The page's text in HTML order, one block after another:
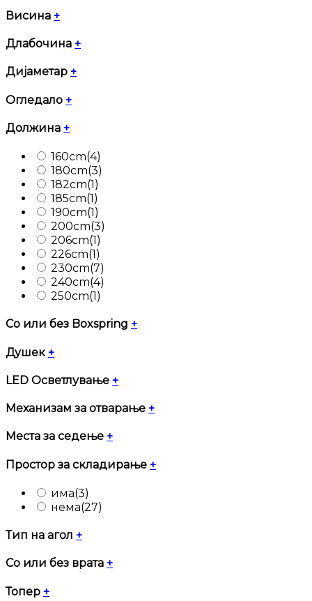
Висина +
Длабочина +
Дијаметар +
Огледало +
Должина +
160cm(4)
180cm(3)
182cm(1)
185cm(1)
190cm(1)
200cm(3)
206cm(1)
226cm(1)
230cm(7)
240cm(4)
250cm(1)
Со или без Boxspring +
Душек +
LED Осветлување +
Механизам за отварање +
Места за седење +
Простор за складирање +
има(3)
нема(27)
Тип на агол +
Со или без врата +
Топер +